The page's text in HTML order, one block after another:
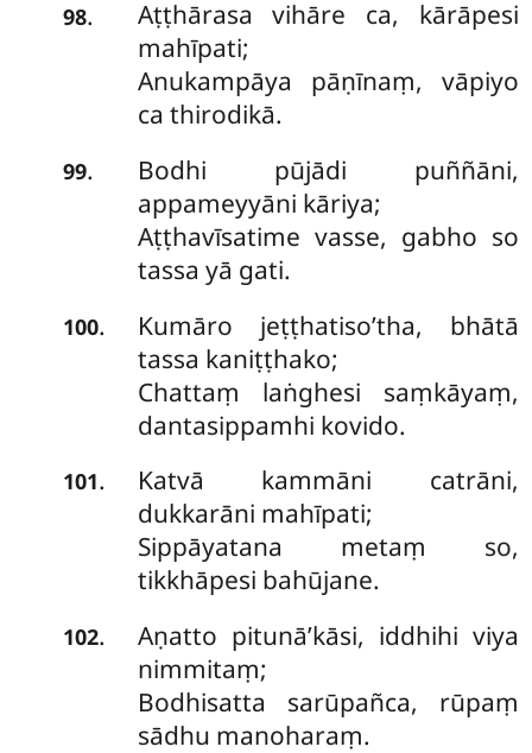
98.
Aṭṭhārasa vihāre ca, kārāpesi
mahīpati;
Anukampāya pāṇīnaṃ, vāpiyo
ca thirodikā.
99.
Bodhi pūjādi puññāni,
appameyyāni kāriya;
Aṭṭhavīsatime vasse, gabho so
tassa yā gati.
100.
Kumāro jeṭṭhatiso’tha, bhātā
tassa kaniṭṭhako;
Chattaṃ laṅghesi saṃkāyaṃ,
dantasippamhi kovido.
101.
Katvā kammāni catrāni,
dukkarāni mahīpati;
Sippāyatana metaṃ so,
tikkhāpesi bahūjane.
102.
Aṇatto pitunā’kāsi, iddhihi viya
nimmitaṃ;
Bodhisatta sarūpañca, rūpaṃ
sādhu manoharaṃ.